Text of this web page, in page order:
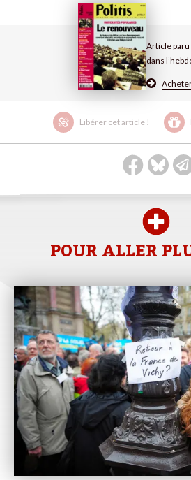
Article paru
dans
Libérer cet article !
POUR ALLER